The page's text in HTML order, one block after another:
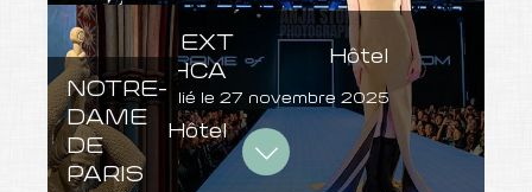
WHO'S NEXT
& BIJORHCA
Hôtel
Publié le 27 novembre 2025
NOTRE-
DAME
DE
PARIS
Hôtel